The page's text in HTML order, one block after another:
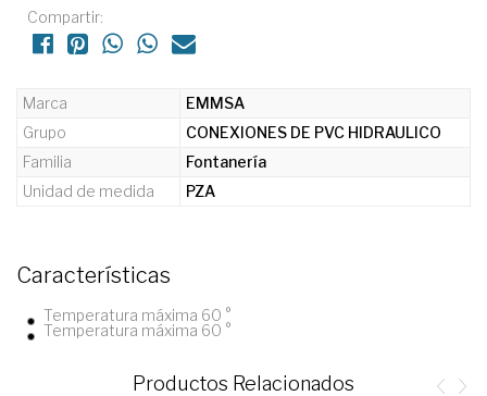
Compartir:
Marca
EMMSA
Grupo
CONEXIONES DE PVC HIDRAULICO
Familia
Fontanería
Unidad de medida
PZA
Características
Temperatura máxima 60 °
Temperatura máxima 60 °
Productos Relacionados